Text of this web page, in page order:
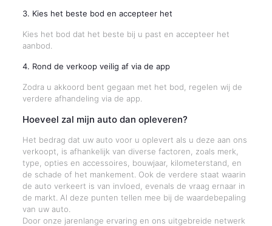
3. Kies het beste bod en accepteer het
Kies het bod dat het beste bij u past en accepteer het
aanbod.
4. Rond de verkoop veilig af via de app
Zodra u akkoord bent gegaan met het bod, regelen wij de
verdere afhandeling via de app.
Hoeveel zal mijn auto dan opleveren?
Het bedrag dat uw auto voor u oplevert als u deze aan ons
verkoopt, is afhankelijk van diverse factoren, zoals merk,
type, opties en accessoires, bouwjaar, kilometerstand, en
de schade of het mankement. Ook de verdere staat waarin
de auto verkeert is van invloed, evenals de vraag ernaar in
de markt. Al deze punten tellen mee bij de waardebepaling
van uw auto.
Door onze jarenlange ervaring en ons uitgebreide netwerk